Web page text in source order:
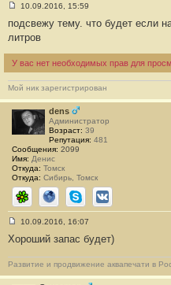
о
о
б
е
и
е
#
8
10.09.2016, 15:59
подсвежу тему. что будет если
литров
У вас нет необходимых прав для
Мой ник зарегистрирован
dens
Администратор
Возраст: 39
Репутация: 481
Сообщения: 2099
Имя: Денис
Откуда: Томск
Откуда: Сибирь, Томск
ICQ СайтSkypeВКонтакте
о
б
щ
е
10.09.2016, 16:07
Хороший запас будет)
Развитие и продвижение аквапечати в